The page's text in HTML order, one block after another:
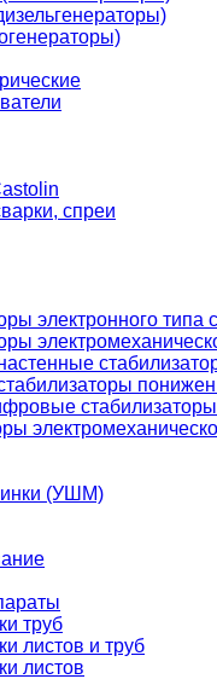
спреи
электронного
стабилизаторы
(УШМ)
труб
листов и труб
листов